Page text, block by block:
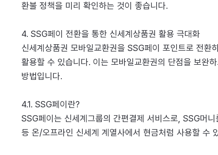
환불 정책을 미리 확인하는 것이 좋습니다.
4. SSG페이 전환을 통한 신세계상품권 활용 극대화
신세계상품권 모바일교환권을 SSG페이 포인트로 전환
활용할 수 있습니다. 이는 모바일교환권의 단점을 보완
방법입니다.
4.1. SSG페이란?
SSG페이는 신세계그룹의 간편결제 서비스로, SSG머
등 온/오프라인 신세계 계열사에서 현금처럼 사용할 수